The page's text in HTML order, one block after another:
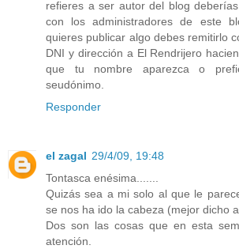
refieres a ser autor del blog
con los administradores de este
quieres publicar algo debes remitirlo
DNI y dirección a El Rendrijero
que tu nombre aparezca o
seudónimo.
Responder
el zagal 29/4/09, 19:48
Tontasca enésima.......
Quizás sea a mi solo al que le
se nos ha ido la cabeza (mejor dicho
Dos son las cosas que en esta
atención.